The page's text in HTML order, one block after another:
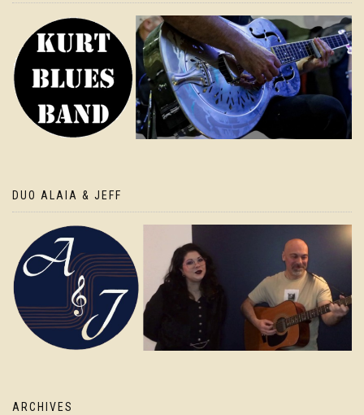
DUO ALAIA & JEFF
ARCHIVES